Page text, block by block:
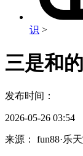
识 >
三是和
发布时间：
2026-05-26 03:54
来源： fun88·乐